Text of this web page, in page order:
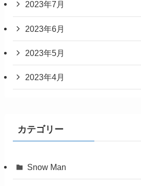
2023年7月
2023年6月
2023年5月
2023年4月
カテゴリー
Snow Man